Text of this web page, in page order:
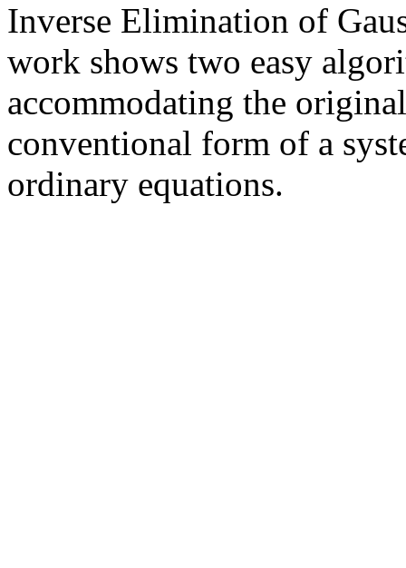
Inverse Elimination of
work shows two easy
accommodating the
conventional form of a
ordinary equations.